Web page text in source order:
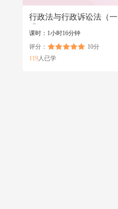
行政法与行政诉讼法（
课时：1小时16分钟
评分：
10分
119人已学